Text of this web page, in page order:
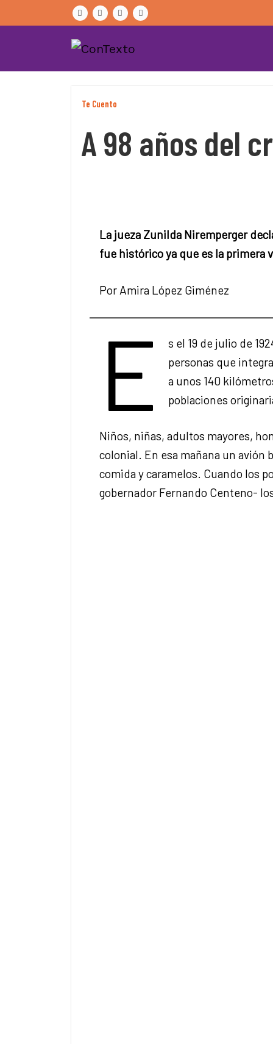
to
Te Cuento
A 98 años del
La jueza Zunilda Niremperger
fue histórico ya que es la primera
Por Amira López Giménez
E
s el 19 de julio de
personas que
a unos 140
poblaciones
Niños, niñas, adultos mayores,
colonial. En esa mañana un avión
comida y caramelos. Cuando los
gobernador Fernando Centeno-